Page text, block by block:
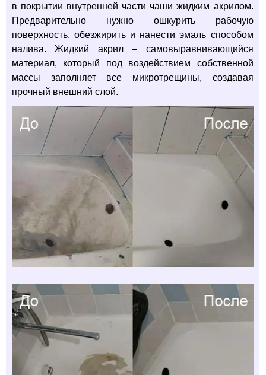
в покрытии внутренней части чаши жидким акрилом.
Предварительно нужно ошкурить рабочую
поверхность, обезжирить и нанести эмаль способом
налива. Жидкий акрил – самовыравнивающийся
материал, который под воздействием собственной
массы заполняет все микротрещины, создавая
прочный внешний слой.